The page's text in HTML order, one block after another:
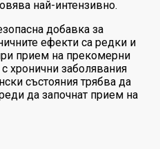
най-интензивно.
добавка за
ефекти са редки и
прием на прекомерни
хронични заболявания
състояния трябва да
да започнат прием на